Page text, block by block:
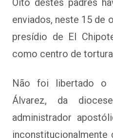
enviados, neste 15 de
presídio de El
como centro de
Não foi libertado o
Álvarez, da
administrador
inconstitucionalmente